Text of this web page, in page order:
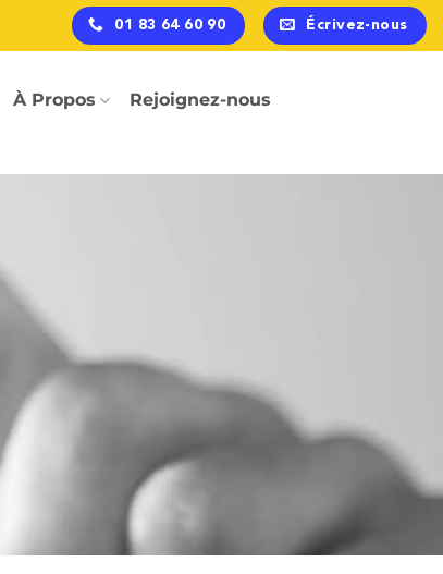
01 83 64 60 90 Écrivez-nous
À Propos Rejoignez-nous